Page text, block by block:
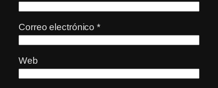
Correo electrónico*
Web